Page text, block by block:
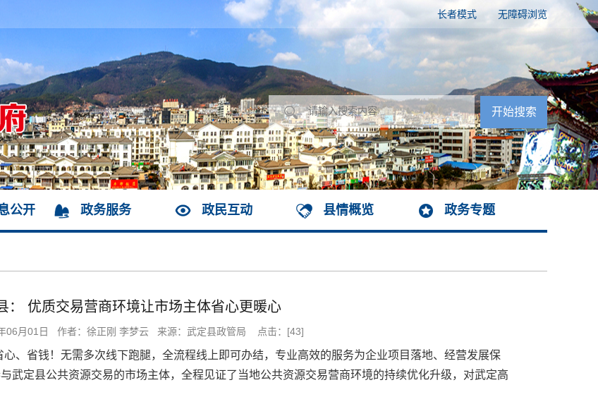
无障碍浏览
长者模式
公开 政务服务 政民互动 县情概览 政务专题
： 优质交易营商环境让市场主体省心更暖心
06月01日 作者：徐正刚 李梦云 来源：武定县政管局 点击：[43]
、省钱！无需多次线下跑腿，全流程线上即可办结，专业高效的服务为企业项目落地、经营发展保
武定县公共资源交易的市场主体，全程见证了当地公共资源交易营商环境的持续优化升级，对武定高